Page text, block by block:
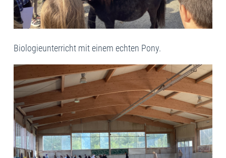
Biologieunterricht mit einem echten Pony.